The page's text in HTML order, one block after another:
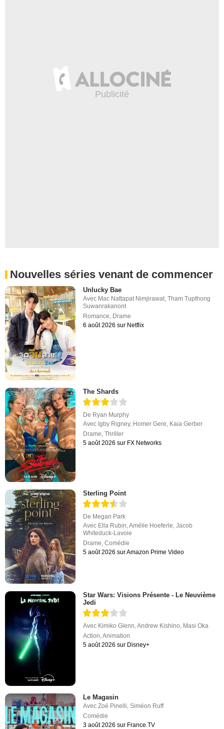
Nouvelles séries venant de commencer
Unlucky Bae
Avec Mac Nattapat Nimjirawat ,Tham Tupthong
Suwanrakanont
Romance Drame
6 août 2026 sur Netflix
The Shards
De Ryan Murphy
Avec Igby Rigney, Homer Gere, Kaia Gerber
Drame,Thriller
5 août 2026 sur FX Networks
Sterling Point
De Megan Park
Avec Ella Rubin,Amélie Hoeferle,Jacob
Whiteduck-Lavoie
Drame,Comédie
5 août 2026 sur Amazon Prime Video
Star Wars: Visions Présente - Le Neuvième
Jedi
Avec Kimiko Glenn,Andrew Kishino, Masi Oka
Action,Animation
5 août 2026 sur Disney+
Le Magasin
AvecZoé Pinelli ,Siméon Ruff
Comédie
3 août 2026 sur France.TV